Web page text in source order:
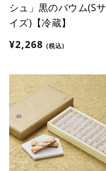
シュ」黒のバウム(Sサ
イズ)【冷蔵】
¥2,268 (税込)